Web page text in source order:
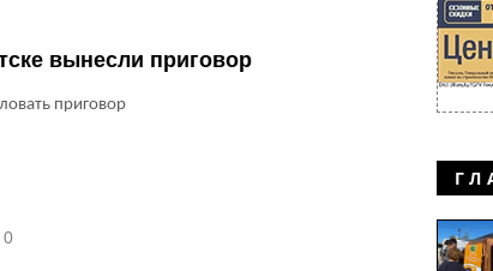
вынесли приговор
приговор
0